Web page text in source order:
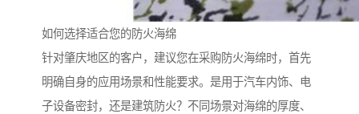
如何选择适合您的防火海绵
针对肇庆地区的客户，建议您在采购防火海绵时，首先
明确自身的应用场景和性能要求。是用于汽车内饰、电
子设备密封，还是建筑防火？不同场景对海绵的厚度、